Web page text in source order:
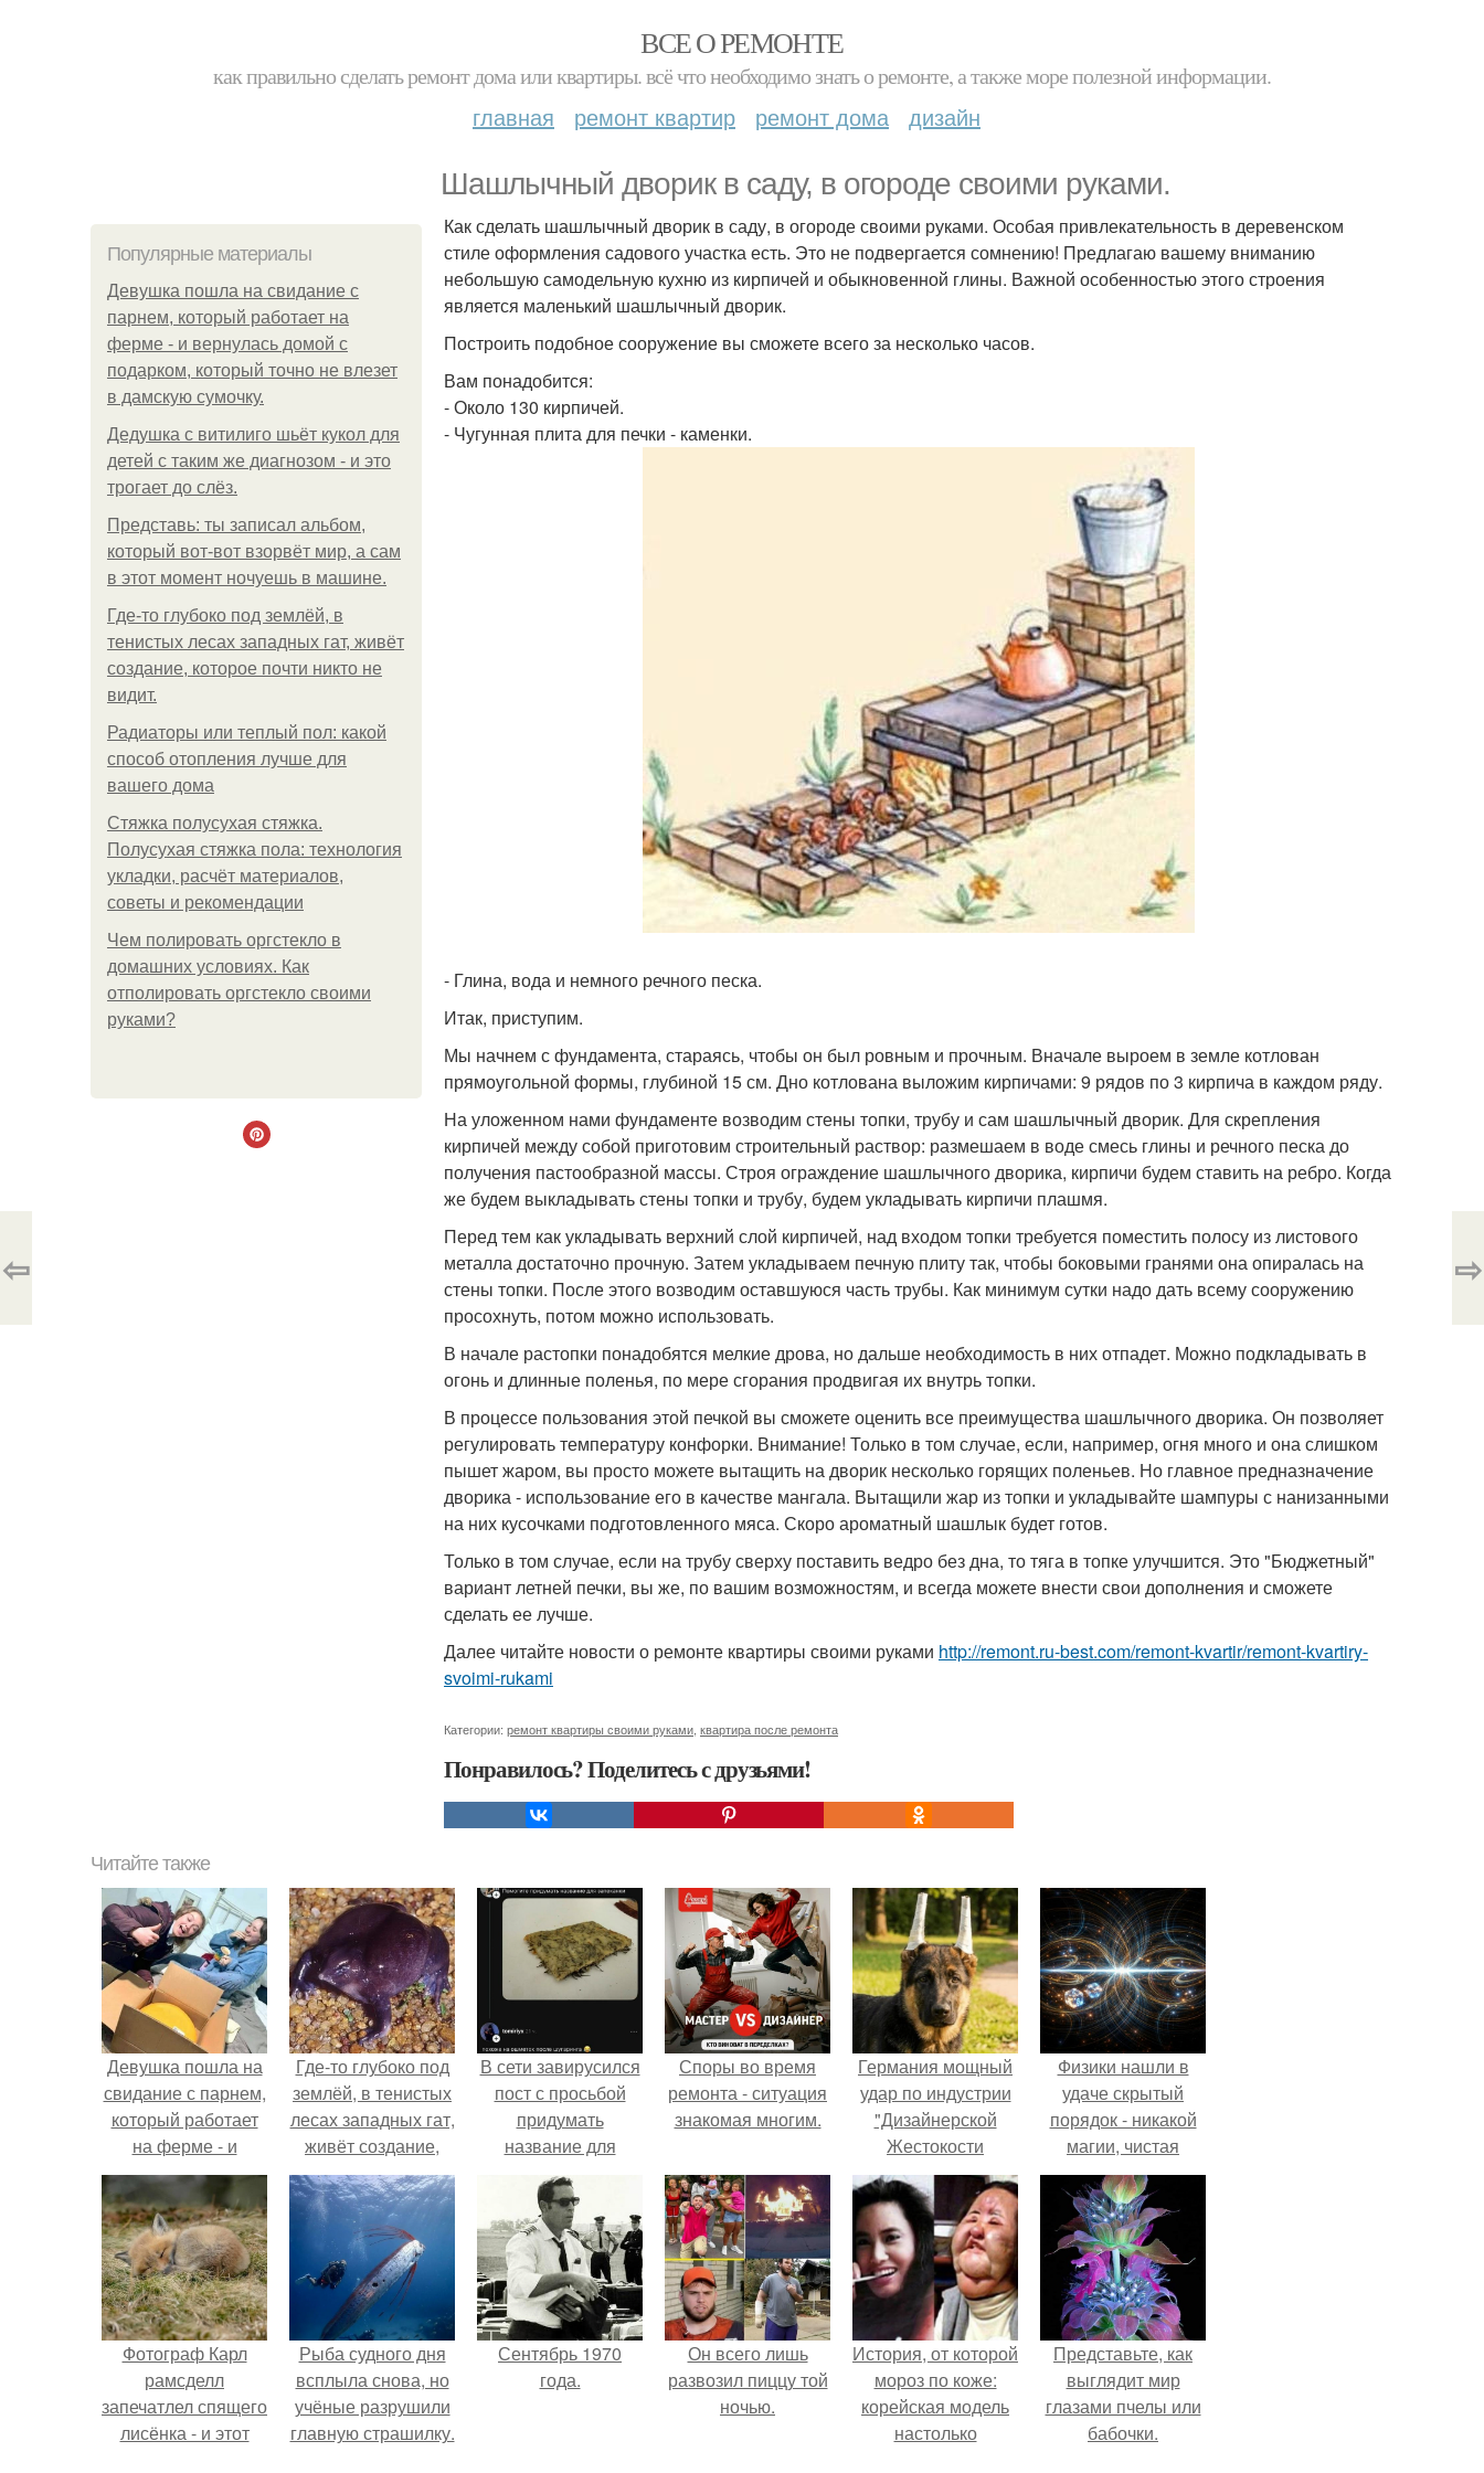
ВСЕ О РЕМОНТЕ
как правильно сделать ремонт дома или квартиры. всё что необходимо знать о ремонте, а также море полезной информации.
главная ремонт квартир ремонт дома дизайн
Шашлычный дворик в саду, в огороде своими руками.
Популярные материалы
Девушка пошла на свидание с
парнем, который работает на
ферме - и вернулась домой с
подарком, который точно не влезет
в дамскую сумочку.
Дедушка с витилиго шьёт кукол для
детей с таким же диагнозом - и это
трогает до слёз.
Представь: ты записал альбом,
который вот-вот взорвёт мир, а сам
в этот момент ночуешь в машине.
Где-то глубоко под землёй, в
тенистых лесах западных гат, живёт
создание, которое почти никто не
видит.
Радиаторы или теплый пол: какой
способ отопления лучше для
вашего дома
Стяжка полусухая стяжка.
Полусухая стяжка пола: технология
укладки, расчёт материалов,
советы и рекомендации
Чем полировать оргстекло в
домашних условиях. Как
отполировать оргстекло своими
руками?
Как сделать шашлычный дворик в саду, в огороде своими руками. Особая привлекательность в деревенском
стиле оформления садового участка есть. Это не подвергается сомнению! Предлагаю вашему вниманию
небольшую самодельную кухню из кирпичей и обыкновенной глины. Важной особенностью этого строения
является маленький шашлычный дворик.
Построить подобное сооружение вы сможете всего за несколько часов.
Вам понадобится:
- Около 130 кирпичей.
- Чугунная плита для печки - каменки.
- Глина, вода и немного речного песка.
Итак, приступим.
Мы начнем с фундамента, стараясь, чтобы он был ровным и прочным. Вначале выроем в земле котлован
прямоугольной формы, глубиной 15 см. Дно котлована выложим кирпичами: 9 рядов по 3 кирпича в каждом ряду.
На уложенном нами фундаменте возводим стены топки, трубу и сам шашлычный дворик. Для скрепления
кирпичей между собой приготовим строительный раствор: размешаем в воде смесь глины и речного песка до
получения пастообразной массы. Строя ограждение шашлычного дворика, кирпичи будем ставить на ребро. Когда
же будем выкладывать стены топки и трубу, будем укладывать кирпичи плашмя.
Перед тем как укладывать верхний слой кирпичей, над входом топки требуется поместить полосу из листового
металла достаточно прочную. Затем укладываем печную плиту так, чтобы боковыми гранями она опиралась на
стены топки. После этого возводим оставшуюся часть трубы. Как минимум сутки надо дать всему сооружению
просохнуть, потом можно использовать.
В начале растопки понадобятся мелкие дрова, но дальше необходимость в них отпадет. Можно подкладывать в
огонь и длинные поленья, по мере сгорания продвигая их внутрь топки.
В процессе пользования этой печкой вы сможете оценить все преимущества шашлычного дворика. Он позволяет
регулировать температуру конфорки. Внимание! Только в том случае, если, например, огня много и она слишком
пышет жаром, вы просто можете вытащить на дворик несколько горящих поленьев. Но главное предназначение
дворика - использование его в качестве мангала. Вытащили жар из топки и укладывайте шампуры с нанизанными
на них кусочками подготовленного мяса. Скоро ароматный шашлык будет готов.
Только в том случае, если на трубу сверху поставить ведро без дна, то тяга в топке улучшится. Это "Бюджетный"
вариант летней печки, вы же, по вашим возможностям, и всегда можете внести свои дополнения и сможете
сделать ее лучше.
Далее читайте новости о ремонте квартиры своими руками http://remont.ru-best.com/remont-kvartir/remont-kvartiry-
svoimi-rukami
Категории: ремонт квартиры своими руками квартира после ремонта
Понравилось? Поделитесь с друзьями!
⇦ ⇨
Читайте также
Девушка пошла на
свидание с парнем,
который работает
на ферме - и
вернулась домой с
подарком, который
точно не влезет в
дамскую сумочку.
Где-то глубоко под
землёй, в тенистых
лесах западных гат,
живёт создание,
которое почти никто
не видит.
В сети завирусился
пост с просьбой
придумать
название для
домашней
запеканки.
Споры во время
ремонта - ситуация
знакомая многим.
Германия мощный
удар по индустрии
"Дизайнерской
Жестокости
нанесла".
Физики нашли в
удаче скрытый
порядок - никакой
магии, чистая
квантовая
механика.
Фотограф Карл
рамсделл
запечатлел спящего
лисёнка - и этот
Рыба судного дня
всплыла снова, но
учёные разрушили
главную страшилку.
Сентябрь 1970
года.
Он всего лишь
развозил пиццу той
ночью.
История, от которой
мороз по коже:
корейская модель
настолько
Представьте, как
выглядит мир
глазами пчелы или
бабочки.